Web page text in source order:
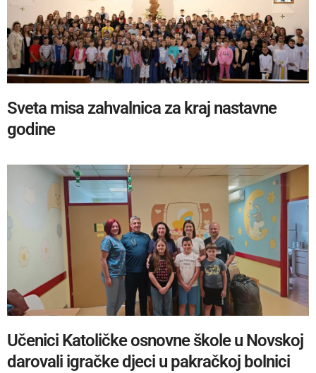
Sveta misa zahvalnica za kraj nastavne
godine
Učenici Katoličke osnovne škole u Novskoj
darovali igračke djeci u pakračkoj bolnici